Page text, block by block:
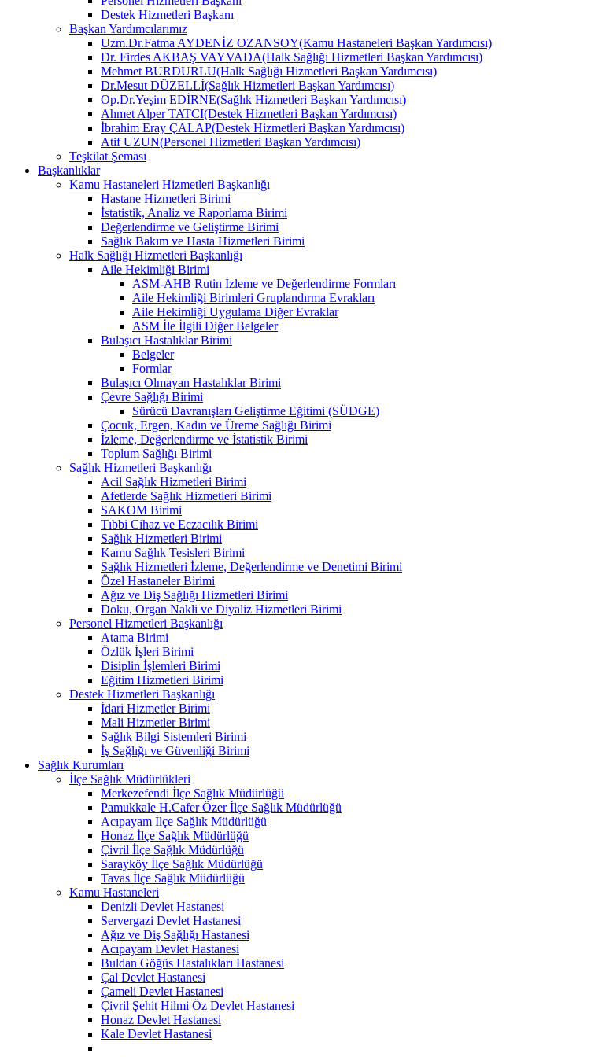
Destek Hizmetleri Başkanı
Başkan Yardımcılarımız
Uzm.Dr.Fatma AYDENİZ OZANSOY(Kamu Hastaneleri Başkan Yardımcısı)
Dr. Firdes AKBAŞ VAYVADA(Halk Sağlığı Hizmetleri Başkan Yardımcısı)
Mehmet BURDURLU(Halk Sağlığı Hizmetleri Başkan Yardımcısı)
Dr.Mesut DÜZELLİ(Sağlık Hizmetleri Başkan Yardımcısı)
Op.Dr.Yeşim EDİRNE(Sağlık Hizmetleri Başkan Yardımcısı)
Ahmet Alper TATCI(Destek Hizmetleri Başkan Yardımcısı)
İbrahim Eray ÇALAP(Destek Hizmetleri Başkan Yardımcısı)
Atif UZUN(Personel Hizmetleri Başkan Yardımcısı)
Teşkilat Şeması
Başkanlıklar
Kamu Hastaneleri Hizmetleri Başkanlığı
Hastane Hizmetleri Birimi
İstatistik, Analiz ve Raporlama Birimi
Değerlendirme ve Geliştirme Birimi
Sağlık Bakım ve Hasta Hizmetleri Birimi
Halk Sağlığı Hizmetleri Başkanlığı
Aile Hekimliği Birimi
ASM-AHB Rutin İzleme ve Değerlendirme Formları
Aile Hekimliği Birimleri Gruplandırma Evrakları
Aile Hekimliği Uygulama Diğer Evraklar
ASM İle İlgili Diğer Belgeler
Bulaşıcı Hastalıklar Birimi
Belgeler
Formlar
Bulaşıcı Olmayan Hastalıklar Birimi
Çevre Sağlığı Birimi
Sürücü Davranışları Geliştirme Eğitimi (SÜDGE)
Çocuk, Ergen, Kadın ve Üreme Sağlığı Birimi
İzleme, Değerlendirme ve İstatistik Birimi
Toplum Sağlığı Birimi
Sağlık Hizmetleri Başkanlığı
Acil Sağlık Hizmetleri Birimi
Afetlerde Sağlık Hizmetleri Birimi
SAKOM Birimi
Tıbbi Cihaz ve Eczacılık Birimi
Sağlık Hizmetleri Birimi
Kamu Sağlık Tesisleri Birimi
Sağlık Hizmetleri İzleme, Değerlendirme ve Denetimi Birimi
Özel Hastaneler Birimi
Ağız ve Diş Sağlığı Hizmetleri Birimi
Doku, Organ Nakli ve Diyaliz Hizmetleri Birimi
Personel Hizmetleri Başkanlığı
Atama Birimi
Özlük İşleri Birimi
Disiplin İşlemleri Birimi
Eğitim Hizmetleri Birimi
Destek Hizmetleri Başkanlığı
İdari Hizmetler Birimi
Mali Hizmetler Birimi
Sağlık Bilgi Sistemleri Birimi
İş Sağlığı ve Güvenliği Birimi
Sağlık Kurumları
İlçe Sağlık Müdürlükleri
Merkezefendi İlçe Sağlık Müdürlüğü
Pamukkale H.Cafer Özer İlçe Sağlık Müdürlüğü
Acıpayam İlçe Sağlık Müdürlüğü
Honaz İlçe Sağlık Müdürlüğü
Çivril İlçe Sağlık Müdürlüğü
Sarayköy İlçe Sağlık Müdürlüğü
Tavas İlçe Sağlık Müdürlüğü
Kamu Hastaneleri
Denizli Devlet Hastanesi
Servergazi Devlet Hastanesi
Ağız ve Diş Sağlığı Hastanesi
Acıpayam Devlet Hastanesi
Buldan Göğüs Hastalıkları Hastanesi
Çal Devlet Hastanesi
Çameli Devlet Hastanesi
Çivril Şehit Hilmi Öz Devlet Hastanesi
Honaz Devlet Hastanesi
Kale Devlet Hastanesi